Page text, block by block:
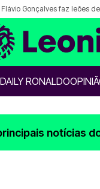
Flávio Gonçalves faz leões
RONALDO
notícias